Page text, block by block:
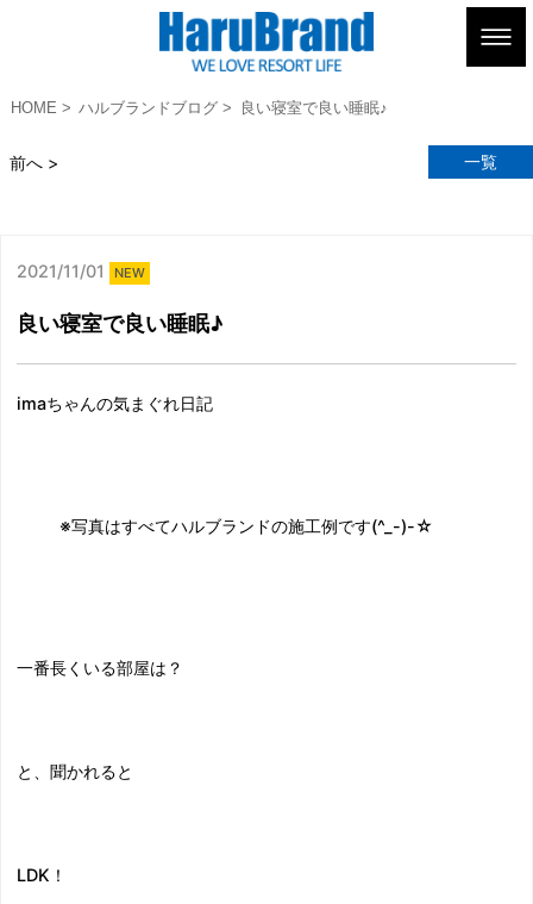
HOME ハルブランドブログ 良い寝室で良い睡眠♪
一覧
前へ >
2021/11/01 NEW
良い寝室で良い睡眠♪
imaちゃんの気まぐれ日記
※写真はすべてハルブランドの施工例です(^_-)-☆
一番長くいる部屋は？
と、聞かれると
LDK！